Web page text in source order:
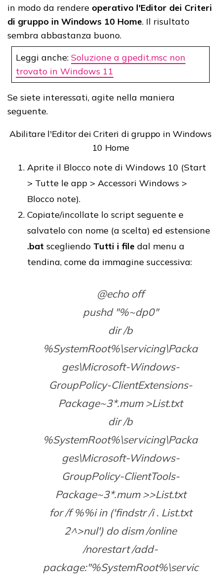
in modo da rendere operativo l'Editor dei Criteri
di gruppo in Windows 10 Home. Il risultato
sembra abbastanza buono.
Leggi anche: Soluzione a gpedit.msc non
trovato in Windows 11
Se siete interessati, agite nella maniera
seguente.
Abilitare l'Editor dei Criteri di gruppo in Windows
10 Home
Aprite il Blocco note di Windows 10 (Start
> Tutte le app > Accessori Windows >
Blocco note).
Copiate/incollate lo script seguente e
salvatelo con nome (a scelta) ed estensione
.bat scegliendo Tutti i file dal menu a
tendina, come da immagine successiva:
@echo off
pushd "%~dp0"
dir /b
%SystemRoot%\servicing\Packa
ges\Microsoft-Windows-
GroupPolicy-ClientExtensions-
Package~3*.mum >List.txt
dir /b
%SystemRoot%\servicing\Packa
ges\Microsoft-Windows-
GroupPolicy-ClientTools-
Package~3*.mum >>List.txt
for /f %%i in ('findstr /i . List.txt
2^>nul') do dism /online
/norestart /add-
package:"%SystemRoot%\servic